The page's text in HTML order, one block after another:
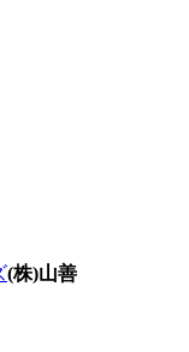
(株)山善